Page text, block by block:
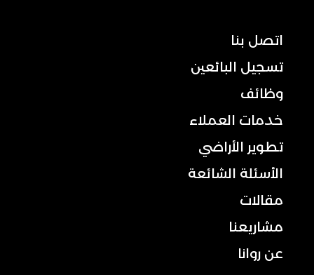
اتصل بنا
تسجيل البائعين
وظائف
خدمات العملاء
تطوير الأراضي
الأسئلة الشائعة
مقالات
مشاريعنا
عن روانا